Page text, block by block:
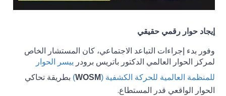
إيجاد حوار رقمي حقيقي
وفور بدء إجراءات التباعد الاجتماعي، كان المستشار الخاص
لمركز الحوار العالمي الدكتور باتريس برودر ييسر الحوار
للمنظمة العالمية للحركة الكشفية (WOSM
) بطريقة تحاكي
الحوار الواقعي قدر المستطاع.